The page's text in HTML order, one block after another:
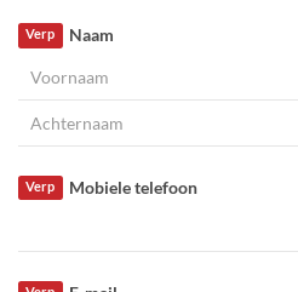
Naam
Verp
Mobiele telefoon
Verp